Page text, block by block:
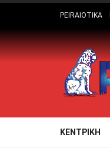
PEIRAIOTIKA
ΚΕΝΤΡΙΚΗ